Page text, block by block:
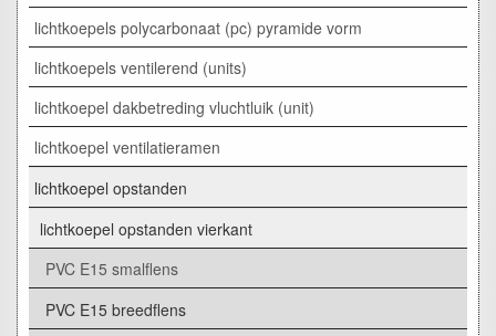
lichtkoepels polycarbonaat (pc) pyramide vorm
lichtkoepels ventilerend (units)
lichtkoepel dakbetreding vluchtluik (unit)
lichtkoepel ventilatieramen
lichtkoepel opstanden
lichtkoepel opstanden vierkant
PVC E15 smalflens
PVC E15 breedflens